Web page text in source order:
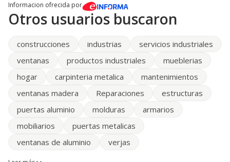
Informacion ofrecida por
Otros usuarios buscaron
construcciones industrias
servicios industriales
ventanas
productos industriales
mueblerias
hogar
carpinteria metalica
mantenimientos
ventanas madera
Reparaciones
estructuras
puertas aluminio
molduras
armarios
mobiliarios
puertas metalicas
ventanas de aluminio
verjas